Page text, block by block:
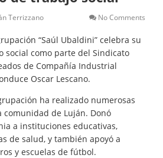
Terrizzano No Comments
“Saúl Ubaldini” celebra su
social como parte del Sindicato
de Compañía Industrial
Oscar Lescano.
ha realizado numerosas
comunidad de Luján. Donó
a instituciones educativas,
de salud, y también apoyó a
y escuelas de fútbol.